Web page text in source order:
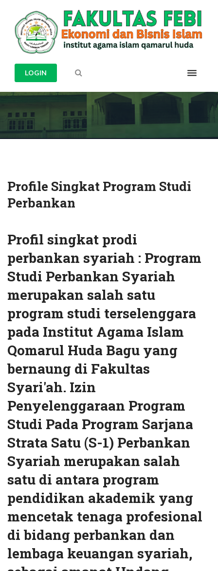
LOGIN
TENTANG :PROFILE
SINGKAT PROGRAM STUDI
PERBANKAN
Profile Singkat Program Studi
Perbankan
Profil singkat prodi
perbankan syariah : Program
Studi Perbankan Syariah
merupakan salah satu
program studi terselenggara
pada Institut Agama Islam
Qomarul Huda Bagu yang
bernaung di Fakultas
Syari'ah. Izin
Penyelenggaraan Program
Studi Pada Program Sarjana
Strata Satu (S-1) Perbankan
Syariah merupakan salah
satu di antara program
pendidikan akademik yang
mencetak tenaga profesional
di bidang perbankan dan
lembaga keuangan syariah,